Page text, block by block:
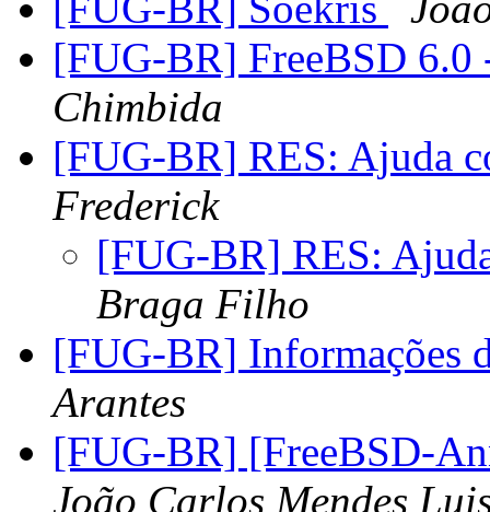
[FUG-BR] FreeBSD
Chimbida
[FUG-BR] RES: Ajuda
Frederick
[FUG-BR] RES:
Braga Filho
[FUG-BR] Informações
Arantes
[FUG-BR] [FreeBSD-
João Carlos Mendes